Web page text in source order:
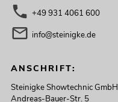
+49 931 4061 600
info@steinigke.de
ANSCHRIFT:
Steinigke Showtechnic GmbH
Andreas-Bauer-Str. 5